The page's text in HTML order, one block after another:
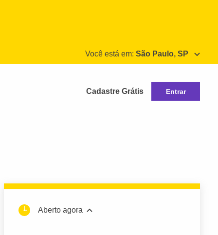
Você está em: São Paulo, SP
Cadastre Grátis Entrar
Aberto agora